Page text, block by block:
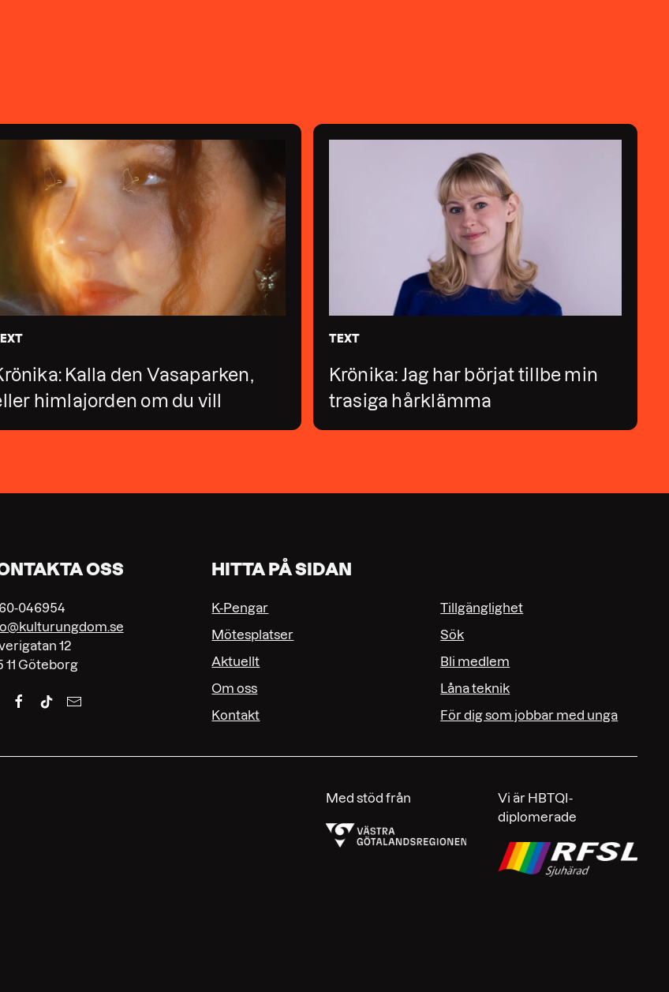
Kalla den Vasaparken,
himlajorden om du vill
TEXT
Krönika: Jag har börjat tillbe min
trasiga hårklämma
OSS
046954
12
11 Göteborg
HITTA PÅ SIDAN
K-Pengar
Mötesplatser
Aktuellt
Om oss
Kontakt
Tillgänglighet
Sök
Bli medlem
Låna teknik
För dig som jobbar med unga
Med stöd från
Vi är HBTQI-
diplomerade